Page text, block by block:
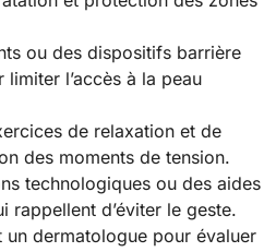
ou des dispositifs barrière
l’accès à la peau
de relaxation et de
des moments de tension.
technologiques ou des aides
rappellent d’éviter le geste.
un dermatologue pour évaluer